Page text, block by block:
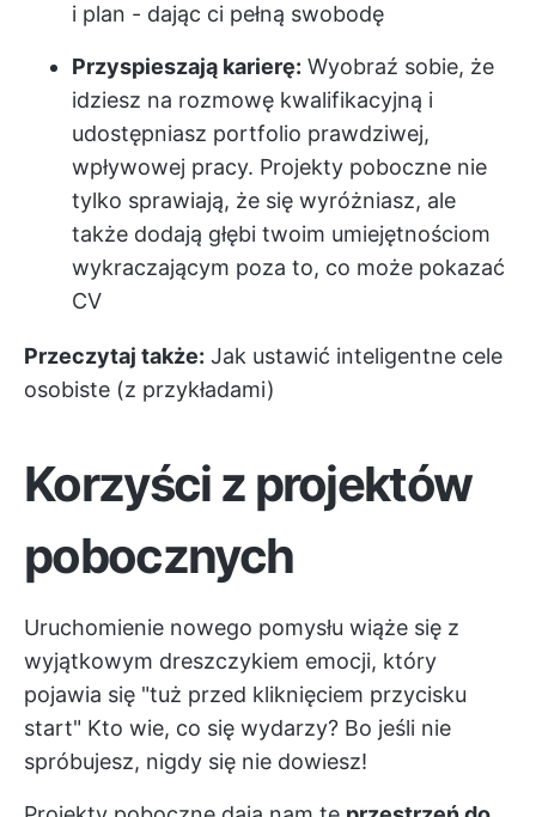
i plan - dając ci pełną swobodę
Przyspieszają karierę: Wyobraź sobie, że
idziesz na rozmowę kwalifikacyjną i
udostępniasz portfolio prawdziwej,
wpływowej pracy. Projekty poboczne nie
tylko sprawiają, że się wyróżniasz, ale
także dodają głębi twoim umiejętnościom
wykraczającym poza to, co może pokazać
CV
Przeczytaj także: Jak ustawić inteligentne cele
osobiste (z przykładami)
Korzyści z projektów
pobocznych
Uruchomienie nowego pomysłu wiąże się z
wyjątkowym dreszczykiem emocji, który
pojawia się "tuż przed kliknięciem przycisku
start" Kto wie, co się wydarzy? Bo jeśli nie
spróbujesz, nigdy się nie dowiesz!